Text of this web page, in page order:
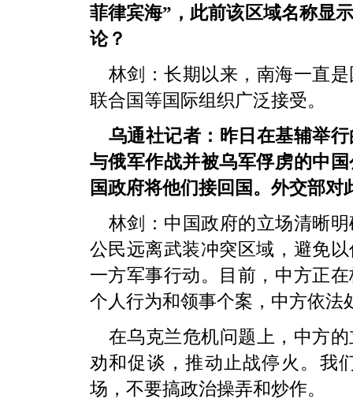
菲律宾海”，此前该区域名称显
论？
林剑：长期以来，南海一直
联合国等国际组织广泛接受。
乌通社记者：昨日在基辅举
与俄军作战并被乌军俘虏的中
国政府将他们接回国。外交部对
林剑：中国政府的立场清晰
公民远离武装冲突区域，避免
一方军事行动。目前，中方正
个人行为和领事个案，中方依法
在乌克兰危机问题上，中方
劝和促谈，推动止战停火。我
场，不要搞政治操弄和炒作。